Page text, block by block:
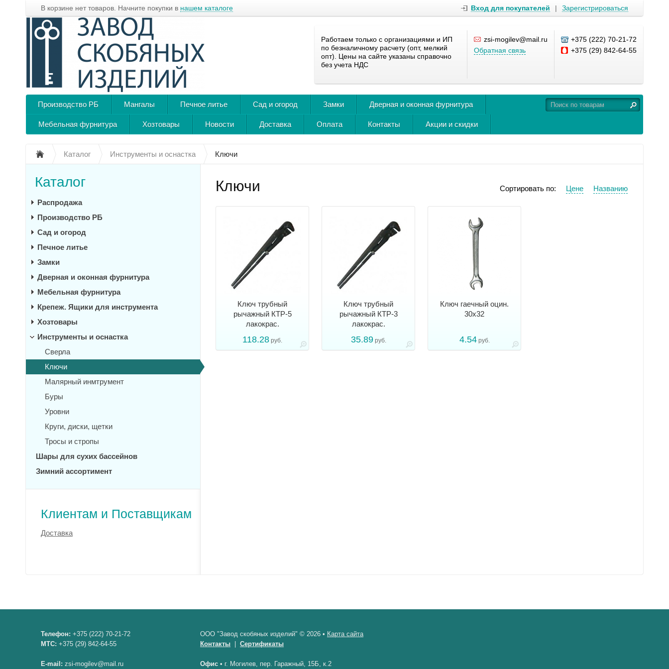
В корзине нет товаров. Начните покупки в нашем каталоге Вход для покупателей | Зарегистрироваться
Работаем только с организациями и ИП
по безналичному расчету (опт, мелкий
опт). Цены на сайте указаны справочно
без учета НДС
zsi-mogilev@mail.ru
Обратная связь
+375 (222) 70-21-72
+375 (29) 842-64-55
Производство РБ Мангалы Печное литье Сад и огород Замки Дверная и оконная фурнитура
Мебельная фурнитура Хозтовары Новости Доставка Оплата Контакты Акции и скидки
Каталог Инструменты и оснастка Ключи
Ключи Названию
Цене
Сортировать по:
Ключ трубный
рычажный КТР-5
лакокрас.
118.28 руб.
Ключ трубный
рычажный КТР-3
лакокрас.
35.89руб.
Ключ гаечный оцин.
30х32
4.54руб.
Каталог
Распродажа
Производство РБ
Сад и огород
Печное литье
Замки
Дверная и оконная фурнитура
Мебельная фурнитура
Крепеж. Ящики для инструмента
Хозтовары
Инструменты и оснастка
Сверла
Ключи
Малярный инмтрумент
Буры
Уровни
Круги, диски, щетки
Тросы и стропы
Шары для сухих бассейнов
Зимний ассортимент
Клиентам и Поставщикам
Доставка
Телефон: +375 (222) 70-21-72
МТС: +375 (29) 842-64-55
E-mail: zsi-mogilev@mail.ru
ООО "Завод скобяных изделий" © 2026 • Карта сайта
Контакты
Сертификаты
Офис • г. Могилев, пер. Гаражный, 15Б, к.2